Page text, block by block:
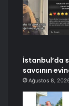
İstanbul’da
savcının
Ağustos 8,